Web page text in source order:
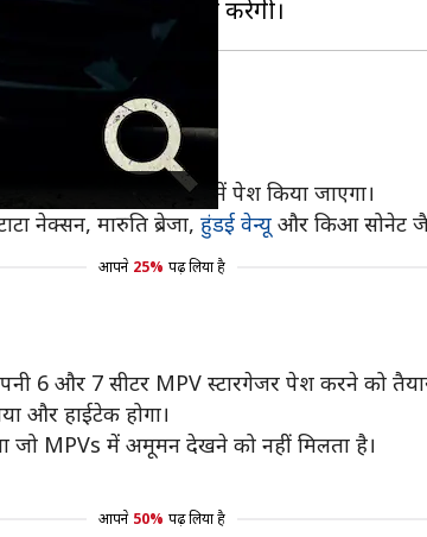
इंडोनेशिया के ऑटो शो में पेश किया जाएगा।
नेक्सन, मारुति ब्रेजा, हुंडई वेन्यू और किआ सोनेट
आपने 25% पढ़ लिया है
6 और 7 सीटर MPV स्टारगेजर पेश करने को
और हाईटेक होगा।
जो MPVs में अमूमन देखने को नहीं मिलता है।
आपने 50% पढ़ लिया है